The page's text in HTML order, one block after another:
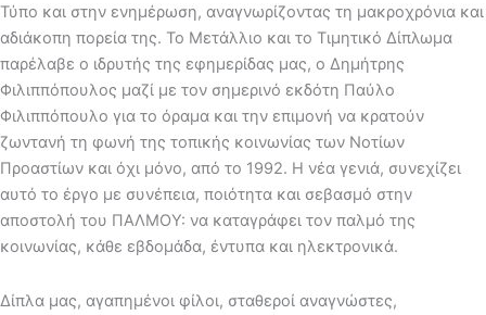
Τύπο και στην ενημέρωση, αναγνωρίζοντας τη μακροχρόνια και
αδιάκοπη πορεία της. Το Μετάλλιο και το Τιμητικό Δίπλωμα
παρέλαβε ο ιδρυτής της εφημερίδας μας, ο Δημήτρης
Φιλιππόπουλος μαζί με τον σημερινό εκδότη Παύλο
Φιλιππόπουλο για το όραμα και την επιμονή να κρατούν
ζωντανή τη φωνή της τοπικής κοινωνίας των Νοτίων
Προαστίων και όχι μόνο, από το 1992. Η νέα γενιά, συνεχίζει
αυτό το έργο με συνέπεια, ποιότητα και σεβασμό στην
αποστολή του ΠΑΛΜΟΥ: να καταγράφει τον παλμό της
κοινωνίας, κάθε εβδομάδα, έντυπα και ηλεκτρονικά.
Δίπλα μας, αγαπημένοι φίλοι, σταθεροί αναγνώστες,